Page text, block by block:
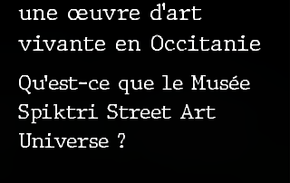
une œuvre d’art
vivante en Occitanie
Qu’est-ce que le Musée
Spiktri Street Art
Universe ?